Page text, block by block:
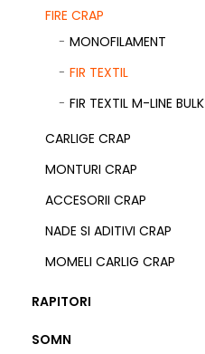
FIRE CRAP
MONOFILAMENT
FIR TEXTIL
FIR TEXTIL M-LINE BULK
CARLIGE CRAP
MONTURI CRAP
ACCESORII CRAP
NADE SI ADITIVI CRAP
MOMELI CARLIG CRAP
RAPITORI
SOMN